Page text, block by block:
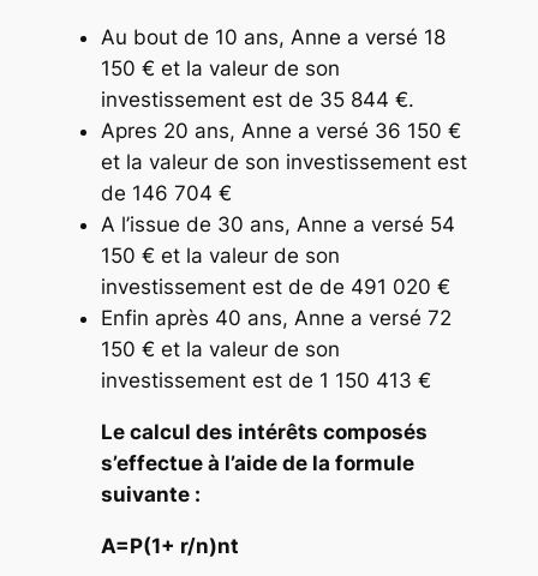
Au bout de 10 ans, Anne a versé 18
150 € et la valeur de son
investissement est de 35 844 €.
Apres 20 ans, Anne a versé 36 150 €
et la valeur de son investissement est
de 146 704 €
A l’issue de 30 ans, Anne a versé 54
150 € et la valeur de son
investissement est de de 491 020 €
Enfin après 40 ans, Anne a versé 72
150 € et la valeur de son
investissement est de 1 150 413 €
Le calcul des intérêts composés
s’effectue à l’aide de la formule
suivante :
A=P(1+ r/n)nt